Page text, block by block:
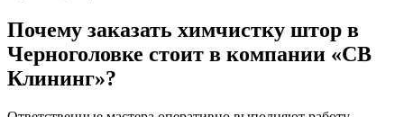
Почему заказать химчистку штор в
Черноголовке стоит в компании «СВ
Клининг»?